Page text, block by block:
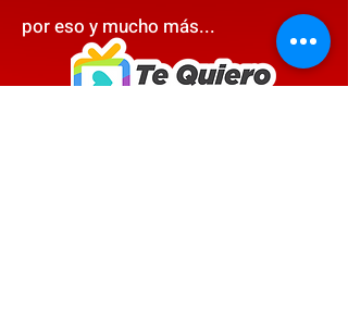
por eso y mucho más...